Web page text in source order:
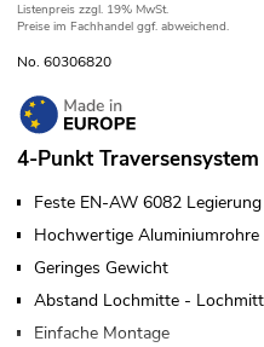
Listenpreis zzgl. 19% MwSt.
Preise im Fachhandel ggf. abweichend.
No. 60306820
4-Punkt Traversensystem
Feste EN-AW 6082
Hochwertige
Geringes Gewicht
Abstand Lochmitte -
Einfache Montage